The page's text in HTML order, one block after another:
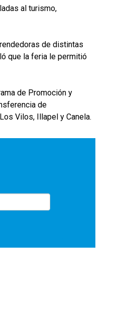
al turismo,
de distintas
que la feria le permitió
de Promoción y
de
Vilos, Illapel y Canela.